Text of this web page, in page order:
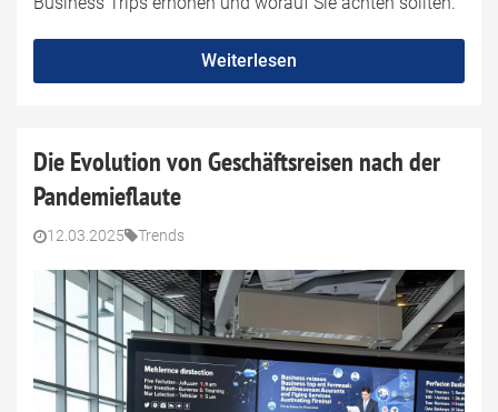
Weiterlesen
Die Evolution von Geschäftsreisen nach der
Pandemieflaute
12.03.2025 Trends